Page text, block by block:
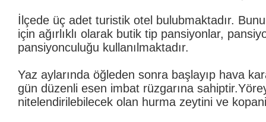
İlçede üç adet turistik otel bulubmaktadır.
için ağırlıklı olarak butik tip pansiyonlar,
pansiyonculuğu kullanılmaktadır.
Yaz aylarında öğleden sonra başlayıp hava
gün düzenli esen imbat rüzgarına
nitelendirilebilecek olan hurma zeytini ve